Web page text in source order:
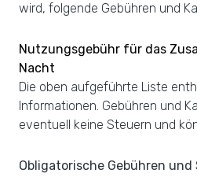
wird, folgende Gebühren und
Nutzungsgebühr für das
Nacht
Die oben aufgeführte Liste
Informationen. Gebühren und
eventuell keine Steuern und
Obligatorische Gebühren und